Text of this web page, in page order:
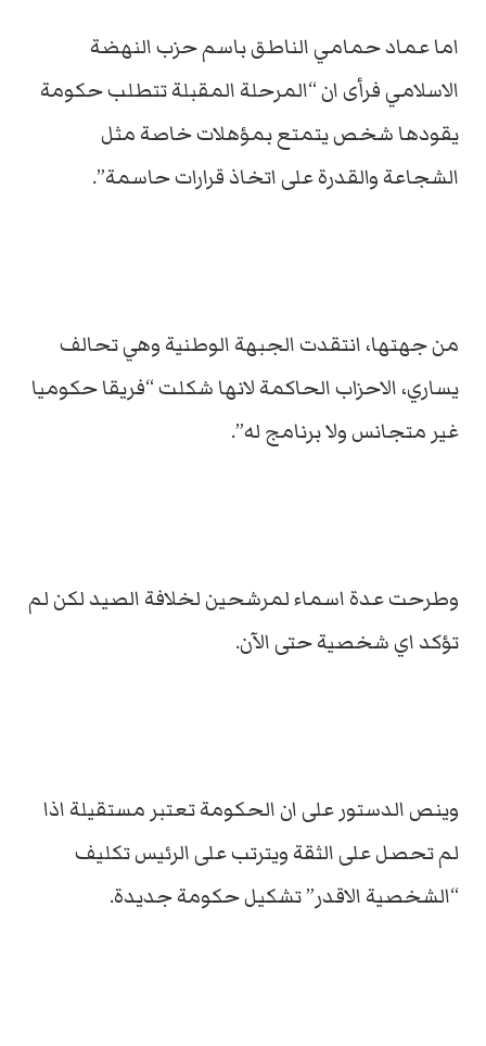
اما عماد حمامي الناطق باسم حزب النهضة
الاسلامي فرأى ان “المرحلة المقبلة تتطلب حكومة
يقودها شخص يتمتع بمؤهلات خاصة مثل
الشجاعة والقدرة على اتخاذ قرارات حاسمة”.
من جهتها، انتقدت الجبهة الوطنية وهي تحالف
يساري، الاحزاب الحاكمة لانها شكلت “فريقا حكوميا
غير متجانس ولا برنامج له”.
وطرحت عدة اسماء لمرشحين لخلافة الصيد لكن لم
تؤكد اي شخصية حتى الآن.
وينص الدستور على ان الحكومة تعتبر مستقيلة اذا
لم تحصل على الثقة ويترتب على الرئيس تكليف
“الشخصية الاقدر” تشكيل حكومة جديدة.